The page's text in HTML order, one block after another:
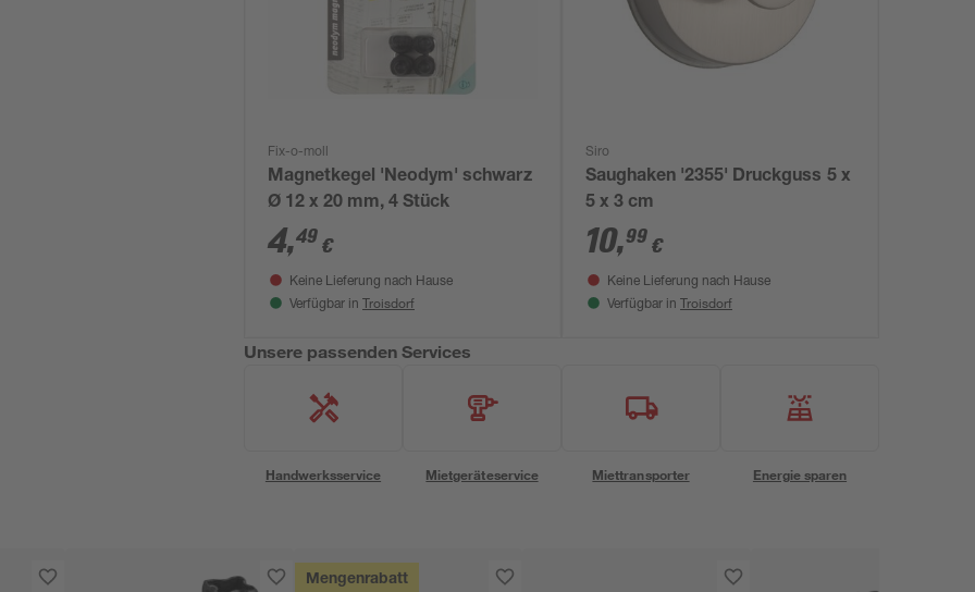
Fix-o-moll
Magnetkegel 'Neodym' schwarz
Ø 12 x 20 mm, 4 Stück
4,49 €
Keine Lieferung nach Hause
Verfügbar in Troisdorf
Siro
Saughaken '2355' Druckguss 5 x
5 x 3 cm
10,99 €
Keine Lieferung nach Hause
Verfügbar in Troisdorf
Unsere passenden Services
Handwerksservice Mietgeräteservice Miettransporter Energie sparen
Mengenrabatt